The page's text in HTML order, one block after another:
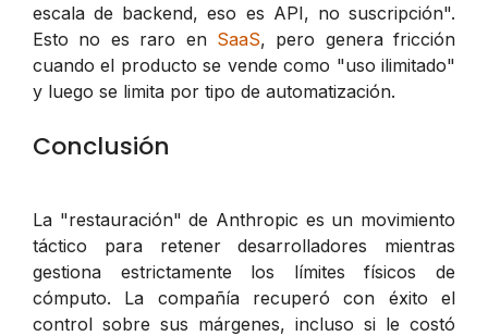
escala de backend, eso es API, no suscripción".
Esto no es raro en SaaS, pero genera fricción
cuando el producto se vende como "uso ilimitado"
y luego se limita por tipo de automatización.
Conclusión
La "restauración" de Anthropic es un movimiento
táctico para retener desarrolladores mientras
gestiona estrictamente los límites físicos de
cómputo. La compañía recuperó con éxito el
control sobre sus márgenes, incluso si le costó